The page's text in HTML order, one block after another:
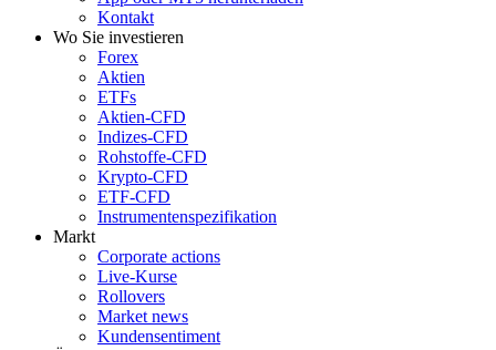
Kontakt
Wo Sie investieren
Forex
Aktien
ETFs
Aktien-CFD
Indizes-CFD
Rohstoffe-CFD
Krypto-CFD
ETF-CFD
Instrumentenspezifikation
Markt
Corporate actions
Live-Kurse
Rollovers
Market news
Kundensentiment